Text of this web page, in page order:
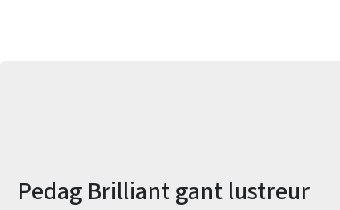
Informations sur le produit
Pedag Brilliant gant lustreur